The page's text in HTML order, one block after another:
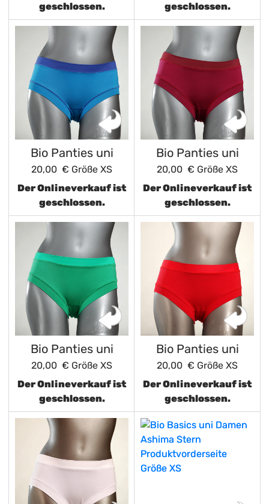
geschlossen.
geschlossen.
Bio Panties uni
20,00 € Größe XS
Der Onlineverkauf ist
geschlossen.
Bio Panties uni
20,00 € Größe XS
Der Onlineverkauf ist
geschlossen.
Bio Panties uni
20,00 € Größe XS
Der Onlineverkauf ist
geschlossen.
Bio Panties uni
20,00 € Größe XS
Der Onlineverkauf ist
geschlossen.